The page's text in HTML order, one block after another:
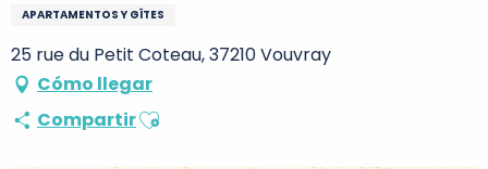
APARTAMENTOS Y GÎTES
25 rue du Petit Coteau, 37210 Vouvray
Cómo llegar
CompartirAjouter aux favoris